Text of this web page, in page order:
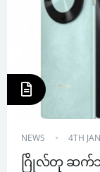
NEWS 4TH
ဂြိုလ်တု ဆက်သွယ်